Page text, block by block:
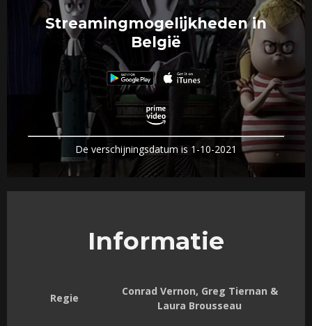
Streamingmogelijkheden in
België
De verschijningsdatum is 1-10-2021
Informatie
Regie
Conrad Vernon, Greg Tiernan &
Laura Brousseau